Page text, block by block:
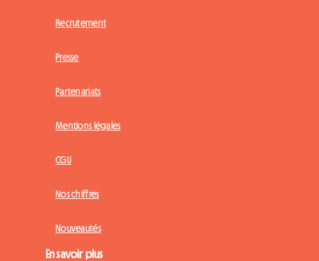
Recrutement
Presse
Partenariats
Mentions légales
CGU
Nos chiffres
Nouveautés
En savoir plus